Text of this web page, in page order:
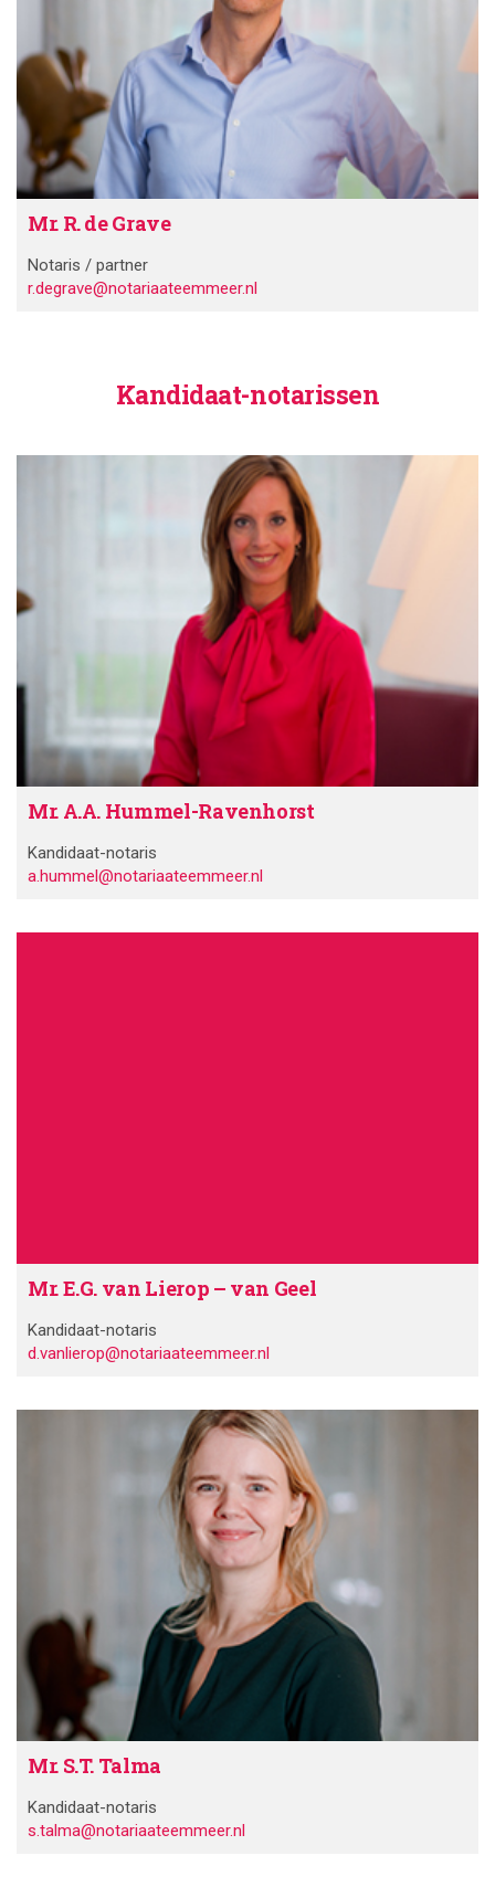
Mr. R. de Grave
Notaris / partner
r.degrave@notariaateemmeer.nl
Kandidaat-notarissen
Mr. A.A. Hummel-Ravenhorst
Kandidaat-notaris
a.hummel@notariaateemmeer.nl
Mr. E.G. van Lierop – van Geel
Kandidaat-notaris
d.vanlierop@notariaateemmeer.nl
Mr. S.T. Talma
Kandidaat-notaris
s.talma@notariaateemmeer.nl